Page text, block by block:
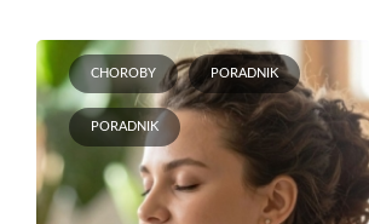
CHOROBY PORADNIK
PORADNIK